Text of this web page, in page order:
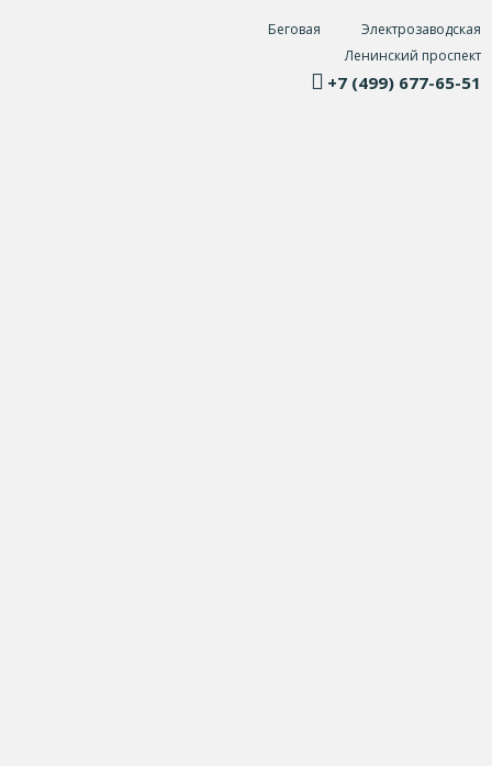
Беговая
Электрозаводская
Ленинский проспект
+7 (499) 677-65-51